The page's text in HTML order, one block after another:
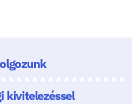
kivitelezéssel